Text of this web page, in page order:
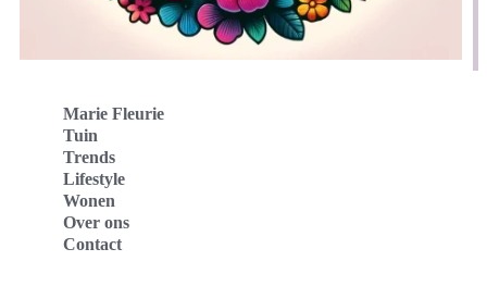
Marie Fleurie
Tuin
Trends
Lifestyle
Wonen
Over ons
Contact